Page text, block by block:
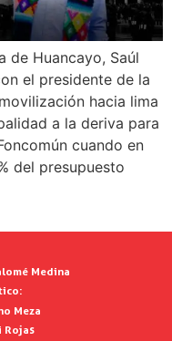
de Huancayo, Saúl
el presidente de la
hacia lima
a la deriva para
cuando en
del presupuesto
Medina
Meza
Rojas